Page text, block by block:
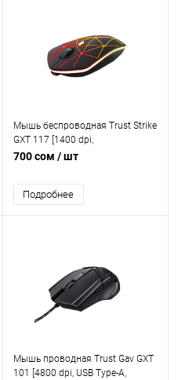
Мышь беспроводная Trust Strike
GXT 117 [1400 dpi,
светодиодный, USB Type-A,
700 сом / шт
Подробнее
Мышь проводная Trust Gav GXT
101 [4800 dpi, USB Type-A,